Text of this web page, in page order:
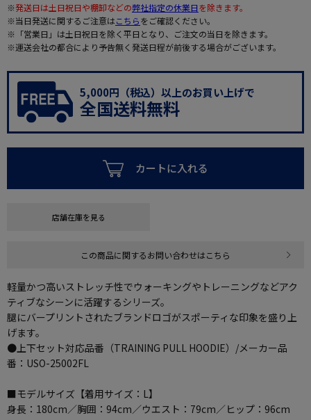
※発送日は土日祝日や棚卸などの弊社指定の休業日を除きます。
※当日発送に関するご注意はこちらをご確認ください。
※「営業日」は土日祝日を除く平日となり、ご注文の当日を除きます。
※運送会社の都合により予告無く発送日程が前後する場合がございます。
5,000円（税込）以上のお買い上げで
全国送料無料
カートに入れる
店舗在庫を見る
この商品に関するお問い合わせはこちら
軽量かつ高いストレッチ性でウォーキングやトレーニングなどアク
ティブなシーンに活躍するシリーズ。
腿にバープリントされたブランドロゴがスポーティな印象を盛り上
げます。
●上下セット対応品番（TRAINING PULL HOODIE）/メーカー品
番：USO-25002FL
■モデルサイズ【着用サイズ：L】
身長：180cm／胸囲：94cm／ウエスト：79cm／ヒップ：96cm